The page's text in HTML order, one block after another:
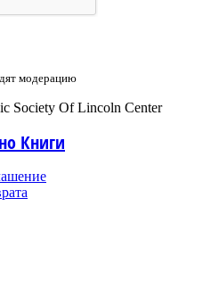
модерацию
Society Of Lincoln Center
Книги